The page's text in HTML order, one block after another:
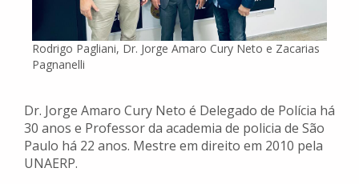
Rodrigo Pagliani, Dr. Jorge Amaro Cury Neto e Zacarias
Pagnanelli
Dr. Jorge Amaro Cury Neto é Delegado de Polícia há
30 anos e Professor da academia de policia de São
Paulo há 22 anos. Mestre em direito em 2010 pela
UNAERP.